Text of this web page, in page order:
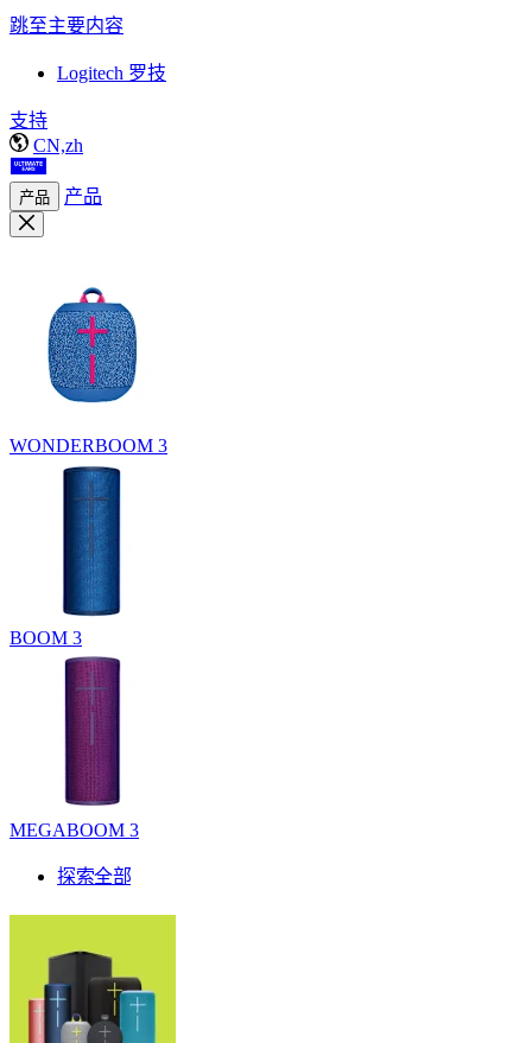
跳至主要内容
Logitech 罗技
支持
CN,zh
产品 产品
WONDERBOOM 3
BOOM 3
MEGABOOM 3
探索全部